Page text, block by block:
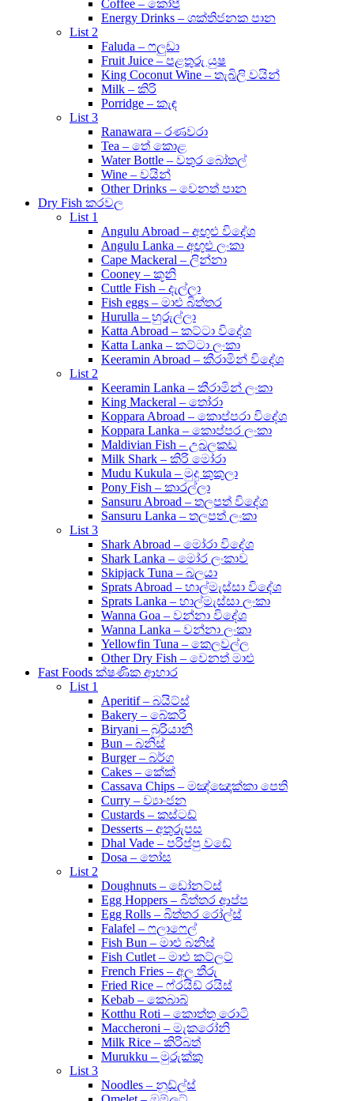
Coffee – කෝපී
Energy Drinks – ශක්තිජනක පාන
List 2
Faluda – ෆලුඩා
Fruit Juice – පළතුරු යුෂ
King Coconut Wine – තැබිලි වයින්
Milk – කිරි
Porridge – කැඳ
List 3
Ranawara – රණවරා
Tea – තේ කොළ
Water Bottle – වතුර බෝතල්
Wine – වයින්
Other Drinks – වෙනත් පාන
Dry Fish කරවල
List 1
Angulu Abroad – අඟුළු විදේශ
Angulu Lanka – අඟුළු ලංකා
Cape Mackeral – ලින්නා
Cooney – කූනි
Cuttle Fish – දැල්ලා
Fish eggs – මාළු බිත්තර
Hurulla – හුරුල්ලා
Katta Abroad – කට්ටා විදේශ
Katta Lanka – කට්ටා ලංකා
Keeramin Abroad – කීරාමින් විදේශ
List 2
Keeramin Lanka – කීරාමින් ලංකා
King Mackeral – තෝරා
Koppara Abroad – කොප්පරා විදේශ
Koppara Lanka – කොප්පර ලංකා
Maldivian Fish – උබලකඩ
Milk Shark – කිරි මෝරා
Mudu Kukula – මුදු කුකුලා
Pony Fish – කාරල්ලා
Sansuru Abroad – තලපත් විදේශ
Sansuru Lanka – තලපත් ලංකා
List 3
Shark Abroad – මෝරා විදේශ
Shark Lanka – මෝර ලංකාව
Skipjack Tuna – බලයා
Sprats Abroad – හාල්මැස්සා විදේශ
Sprats Lanka – හාල්මැස්සා ලංකා
Wanna Goa – වන්නා විදේශ
Wanna Lanka – වන්නා ලංකා
Yellowfin Tuna – කෙලවල්ල
Other Dry Fish – වෙනත් මාළු
Fast Foods ක්ෂණික ආහාර
List 1
Aperitif – බයිට්ස්
Bakery – බේකරි
Biryani – බුරියානි
Bun – බනිස්
Burger – බර්ග
Cakes – කේක්
Cassava Chips – මඤ්ඤොක්කා පෙති
Curry – ව්‍යාංජන
Custards – කස්ටඩ්
Desserts – අතුරුපස
Dhal Vade – පරිප්පු වඩේ
Dosa – තෝස
List 2
Doughnuts – ඩෝනට්ස්
Egg Hoppers – බිත්තර ආප්ප
Egg Rolls – බිත්තර රෝල්ස්
Falafel – ෆලාෆෙල්
Fish Bun – මාළු බනිස්
Fish Cutlet – මාළු කට්ලට්
French Fries – අල තීරු
Fried Rice – ෆ්රයිඩ් රයිස්
Kebab – කෙබාබ්
Kotthu Roti – කොත්තු රොටි
Maccheroni – මැකරෝනි
Milk Rice – කිරිබත්
Murukku – මුරුක්කු
List 3
Noodles – නූඩ්ල්ස්